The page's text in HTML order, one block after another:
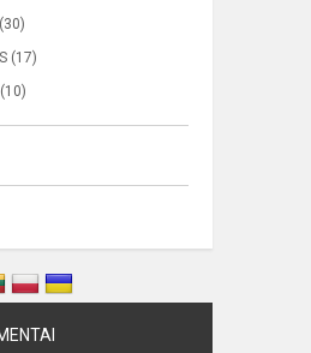
(17)